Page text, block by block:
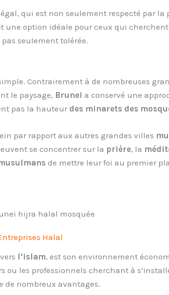
qui est non seulement respecté par la
une option idéale pour ceux qui
seulement tolérée.
Contrairement à de nombreuses
le paysage, Bruneia conservé une
pas la hauteur des minarets des
par rapport aux autres grandes villes
se concentrer sur la prière, la
de mettre leur foi au premier
Halal
l’islam, est son environnement
ou les professionnels cherchant à
de nombreux avantages.